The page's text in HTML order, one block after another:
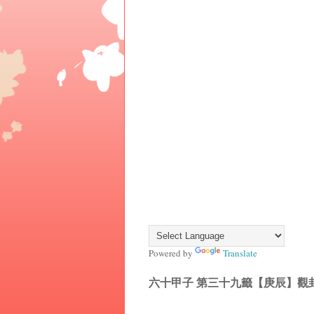
Powered by Translate
六十甲子 第三十九籤【庚辰】觀